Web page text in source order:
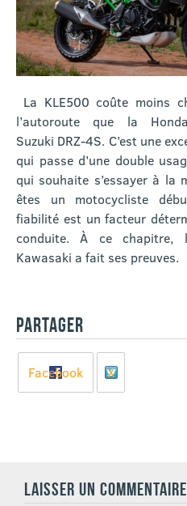
La KLE500 coûte moins
l’autoroute que la
Suzuki DRZ-4S. C’est une
qui passe d’une double
qui souhaite s’essayer à la
êtes un motocycliste
fiabilité est un facteur
conduite. À ce chapitre,
Kawasaki a fait ses preuves.
PARTAGER
Facebook
X
LAISSER UN COMMENTAIRE